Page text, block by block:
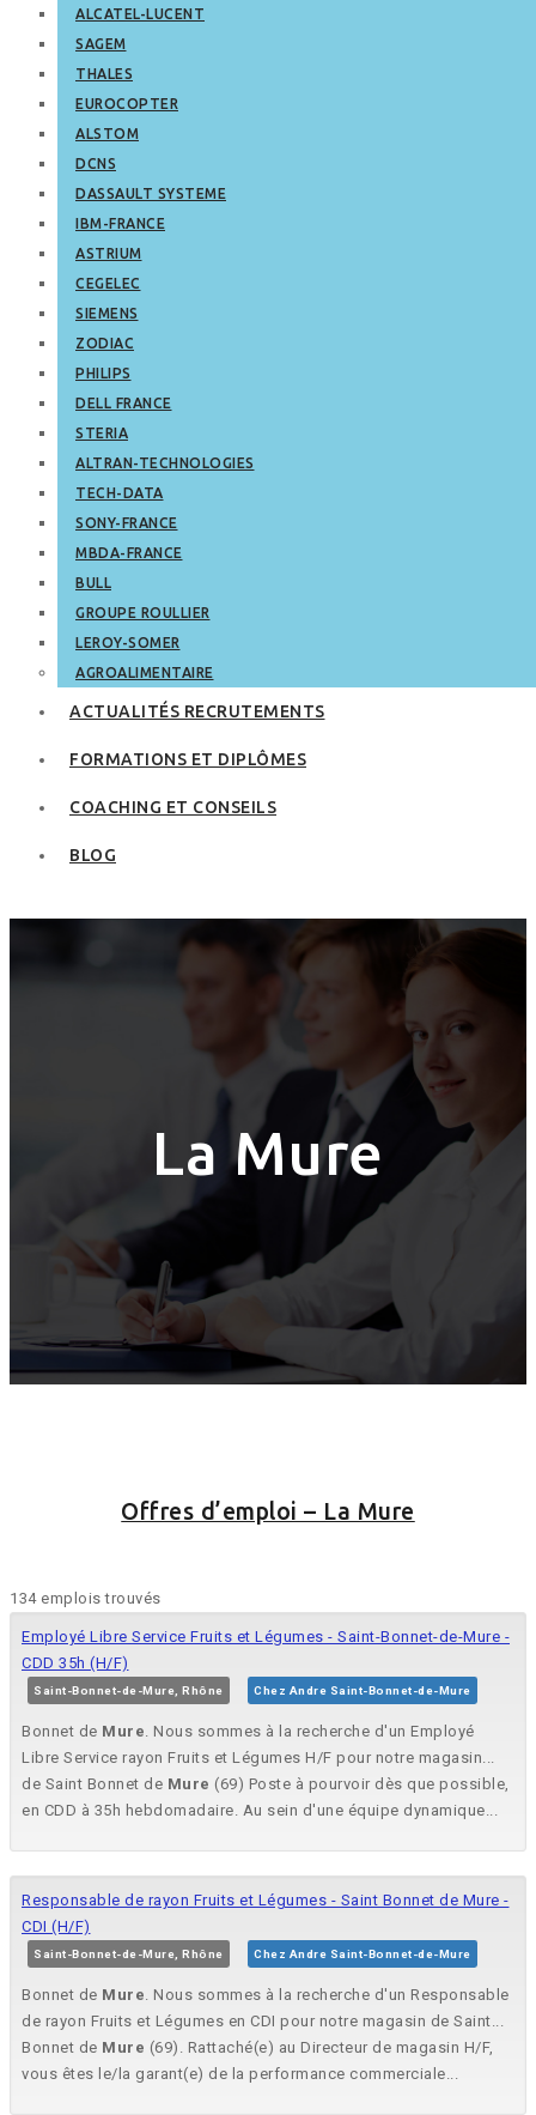
ALCATEL-LUCENT
SAGEM
THALES
EUROCOPTER
ALSTOM
DCNS
DASSAULT SYSTEME
IBM-FRANCE
ASTRIUM
CEGELEC
SIEMENS
ZODIAC
PHILIPS
DELL FRANCE
STERIA
ALTRAN-TECHNOLOGIES
TECH-DATA
SONY-FRANCE
MBDA-FRANCE
BULL
GROUPE ROULLIER
LEROY-SOMER
AGROALIMENTAIRE
ACTUALITÉS RECRUTEMENTS
FORMATIONS ET DIPLÔMES
COACHING ET CONSEILS
BLOG
La Mure
Offres d’emploi – La Mure
134 emplois trouvés
Employé Libre Service Fruits et Légumes - Saint-Bonnet-de-Mure -
CDD 35h (H/F)
Saint-Bonnet-de-Mure, Rhône Chez Andre Saint-Bonnet-de-Mure
Bonnet de Mure. Nous sommes à la recherche d'un Employé
Libre Service rayon Fruits et Légumes H/F pour notre magasin...
de Saint Bonnet de Mure (69) Poste à pourvoir dès que possible,
en CDD à 35h hebdomadaire. Au sein d'une équipe dynamique...
Responsable de rayon Fruits et Légumes - Saint Bonnet de Mure -
CDI (H/F)
Saint-Bonnet-de-Mure, Rhône Chez Andre Saint-Bonnet-de-Mure
Bonnet de Mure. Nous sommes à la recherche d'un Responsable
de rayon Fruits et Légumes en CDI pour notre magasin de Saint...
Bonnet de Mure (69). Rattaché(e) au Directeur de magasin H/F,
vous êtes le/la garant(e) de la performance commerciale...